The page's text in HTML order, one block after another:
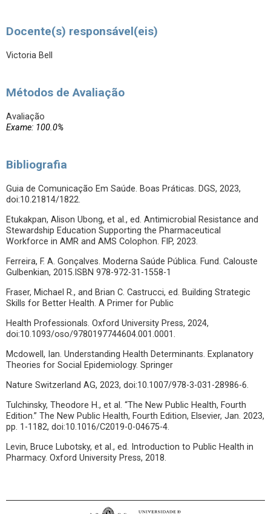
Docente(s) responsável(eis)
Victoria Bell
Métodos de Avaliação
Avaliação
Exame: 100.0%
Bibliografia
Guia de Comunicação Em Saúde. Boas Práticas. DGS, 2023,
doi:10.21814/1822.
Etukakpan, Alison Ubong, et al., ed. Antimicrobial Resistance and
Stewardship Education Supporting the Pharmaceutical
Workforce in AMR and AMS Colophon. FIP, 2023.
Ferreira, F. A. Gonçalves. Moderna Saúde Pública. Fund. Calouste
Gulbenkian, 2015.ISBN 978-972-31-1558-1
Fraser, Michael R., and Brian C. Castrucci, ed. Building Strategic
Skills for Better Health. A Primer for Public
Health Professionals. Oxford University Press, 2024,
doi:10.1093/oso/9780197744604.001.0001.
Mcdowell, Ian. Understanding Health Determinants. Explanatory
Theories for Social Epidemiology. Springer
Nature Switzerland AG, 2023, doi:10.1007/978-3-031-28986-6.
Tulchinsky, Theodore H., et al. “The New Public Health, Fourth
Edition.” The New Public Health, Fourth Edition, Elsevier, Jan. 2023,
pp. 1-1182, doi:10.1016/C2019-0-04675-4.
Levin, Bruce Lubotsky, et al., ed. Introduction to Public Health in
Pharmacy. Oxford University Press, 2018.